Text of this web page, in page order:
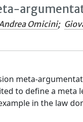
Omicini;
meta-
to define a meta
in the law